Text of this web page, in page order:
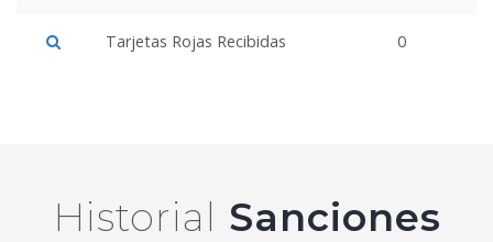
Tarjetas Rojas Recibidas 0
Historial Sanciones